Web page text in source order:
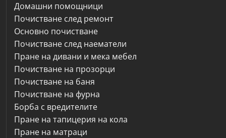
Домашни помощници
Почистване след ремонт
Основно почистване
Почистване след наематели
Пране на дивани и мека мебел
Почистване на прозорци
Почистване на баня
Почистване на фурна
Борба с вредителите
Пране на тапицерия на кола
Пране на матраци